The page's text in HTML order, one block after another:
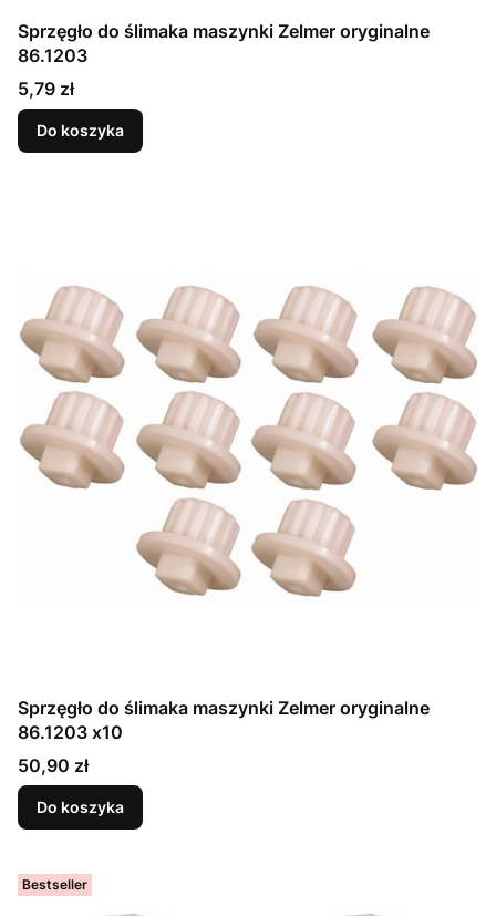
Sprzęgło do ślimaka maszynki Zelmer oryginalne
86.1203
Cena
5,79 zł
Do koszyka
Sprzęgło do ślimaka maszynki Zelmer oryginalne
86.1203 x10
Cena
50,90 zł
Do koszyka
Bestseller